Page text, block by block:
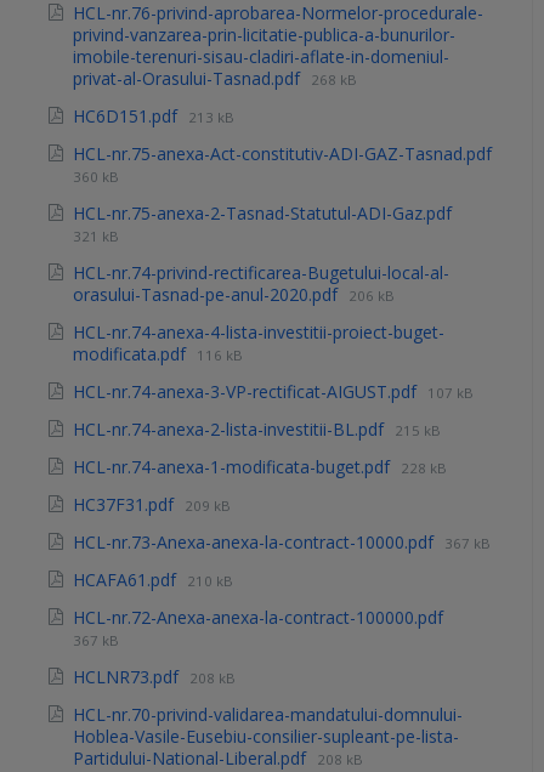
HCL-nr.76-privind-aprobarea-Normelor-procedurale-
privind-vanzarea-prin-licitatie-publica-a-bunurilor-
imobile-terenuri-sisau-cladiri-aflate-in-domeniul-
privat-al-Orasului-Tasnad.pdf 268 kB
HC6D151.pdf 213 kB
HCL-nr.75-anexa-Act-constitutiv-ADI-GAZ-Tasnad.pdf
360 kB
HCL-nr.75-anexa-2-Tasnad-Statutul-ADI-Gaz.pdf
321 kB
HCL-nr.74-privind-rectificarea-Bugetului-local-al-
orasului-Tasnad-pe-anul-2020.pdf 206 kB
HCL-nr.74-anexa-4-lista-investitii-proiect-buget-
modificata.pdf 116 kB
HCL-nr.74-anexa-3-VP-rectificat-AIGUST.pdf 107 kB
HCL-nr.74-anexa-2-lista-investitii-BL.pdf 215 kB
HCL-nr.74-anexa-1-modificata-buget.pdf 228 kB
HC37F31.pdf 209 kB
HCL-nr.73-Anexa-anexa-la-contract-10000.pdf 367 kB
HCAFA61.pdf 210 kB
HCL-nr.72-Anexa-anexa-la-contract-100000.pdf
367 kB
HCLNR73.pdf 208 kB
HCL-nr.70-privind-validarea-mandatului-domnului-
Hoblea-Vasile-Eusebiu-consilier-supleant-pe-lista-
Partidului-National-Liberal.pdf 208 kB